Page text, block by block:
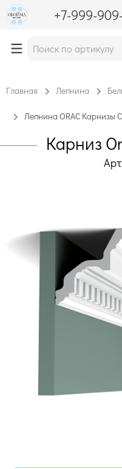
+7-999-
Главная Лепнина
Лепнина ORAC Карнизы
Карниз